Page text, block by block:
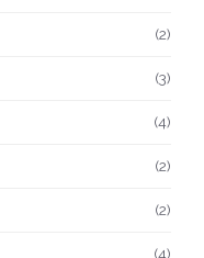
(2)
(3)
(4)
(2)
(2)
(4)